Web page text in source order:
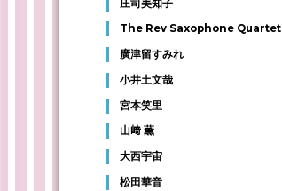
庄司美知子
The Rev Saxophone Quartet
廣津留すみれ
小井土文哉
宮本笑里
山﨑 薫
大西宇宙
松田華音